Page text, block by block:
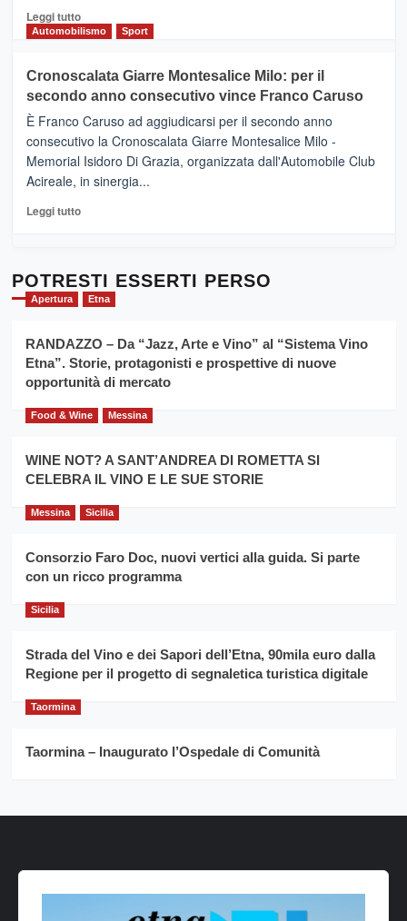
Gusto,
il
tra
sapori
vicoli
medievali
Leggi tuttoLeggi
di
Mondello
(Palermo)
–
“E
adesso
Pasta
–
Sicilia
l’
evento
per
la
filiera
del
duro
siciliano
Automobilismo Sport
Cronoscalata Giarre Montesalice Milo: per il
secondo anno consecutivo vince Franco Caruso
È Franco Caruso ad aggiudicarsi per il secondo anno
consecutivo la Cronoscalata Giarre Montesalice Milo -
Memorial Isidoro Di Grazia, organizzata dall'Automobile Club
Acireale, in sinergia...
Leggi tuttoLeggi
Cronoscalata
Giarre
Montesalice
per
il
secondo
consecutivo
Caruso
POTRESTI ESSERTI PERSO
Apertura Etna
RANDAZZO – Da “Jazz, Arte e Vino” al “Sistema Vino
Etna”. Storie, protagonisti e prospettive di nuove
opportunità di mercato
Food & Wine Messina
WINE NOT? A SANT’ANDREA DI ROMETTA SI
CELEBRA IL VINO E LE SUE STORIE
Messina Sicilia
Consorzio Faro Doc, nuovi vertici alla guida. Si parte
con un ricco programma
Sicilia
Strada del Vino e dei Sapori dell’Etna, 90mila euro dalla
Regione per il progetto di segnaletica turistica digitale
Taormina
Taormina – Inaugurato l’Ospedale di Comunità